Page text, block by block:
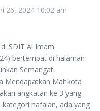
26, 2024 10:02 am
SDIT Al Imam
bertempat di halaman
Semangat
Mendapatkan Mahkota
angkatan ke 3 yang
hafalan, ada yang